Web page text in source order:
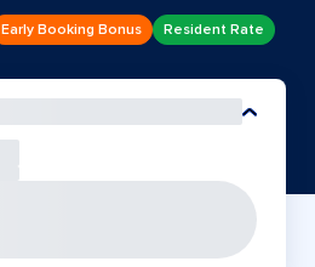
Early Booking Bonus Resident Rate